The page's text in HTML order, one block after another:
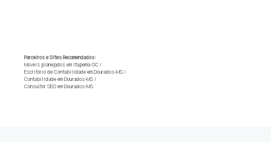
Parceiros e Sites Recomendados:
Móveis planejados em Itapema-SC /
Escritório de Contabilidade em Dourados-MS /
Contabilidade em Dourados-MS /
Consultor SEO em Dourados-MS